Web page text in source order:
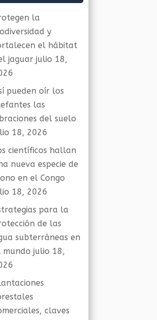
la
y
el hábitat
jaguar julio 18,
pueden oír los
las
del suelo
18, 2026
científicos hallan
nueva especie de
en el Congo
18, 2026
para la
de las
subterráneas en
mundo julio 18,
claves